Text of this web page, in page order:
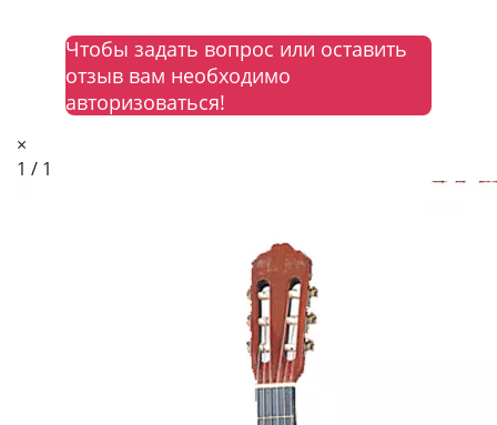
Чтобы задать вопрос или оставить
отзыв вам необходимо
авторизоваться!
×
1 / 1